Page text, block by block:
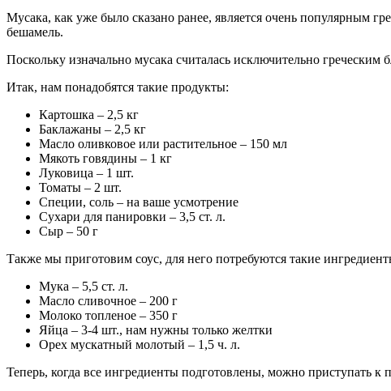
Мусака, как уже было сказано ранее, является очень популярным
бешамель.
Поскольку изначально мусака считалась исключительно
Итак, нам понадобятся такие продукты:
Картошка – 2,5 кг
Баклажаны – 2,5 кг
Масло оливковое или растительное – 150 мл
Мякоть говядины – 1 кг
Луковица – 1 шт.
Томаты – 2 шт.
Специи, соль – на ваше усмотрение
Сухари для панировки – 3,5 ст. л.
Сыр – 50 г
Также мы приготовим соус, для него потребуются такие
Мука – 5,5 ст. л.
Масло сливочное – 200 г
Молоко топленое – 350 г
Яйца – 3-4 шт., нам нужны только желтки
Орех мускатный молотый – 1,5 ч. л.
Теперь, когда все ингредиенты подготовлены, можно приступать к